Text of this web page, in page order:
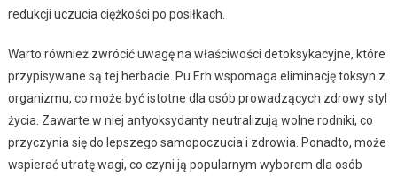
redukcji uczucia ciężkości po posiłkach.
Warto również zwrócić uwagę na właściwości detoksykacyjne, które
przypisywane są tej herbacie. Pu Erh wspomaga eliminację toksyn z
organizmu, co może być istotne dla osób prowadzących zdrowy styl
życia. Zawarte w niej antyoksydanty neutralizują wolne rodniki, co
przyczynia się do lepszego samopoczucia i zdrowia. Ponadto, może
wspierać utratę wagi, co czyni ją popularnym wyborem dla osób